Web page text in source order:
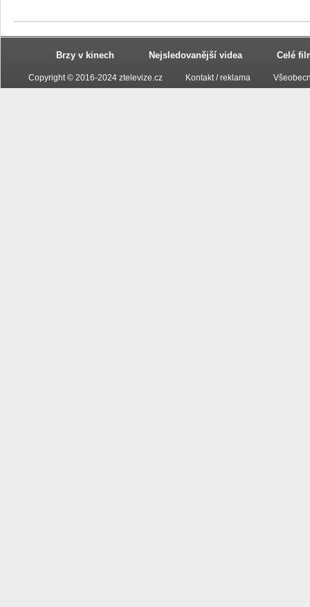
Brzy v kinech Nejsledovanější videa Celé
Copyright © 2016-2024 ztelevize.cz Kontakt / reklama